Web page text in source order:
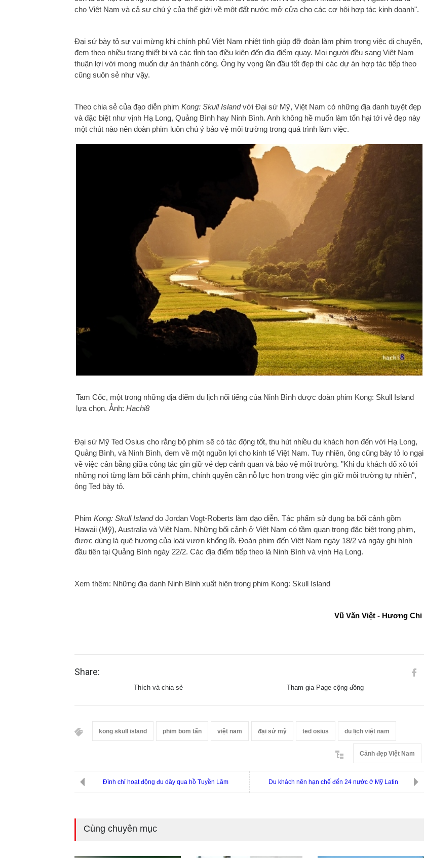
cho Việt Nam và cả sự chú ý của thế giới về một đất nước mở cửa cho các cơ hội hợp tác kinh doanh".
Đại sứ bày tỏ sự vui mừng khi chính phủ Việt Nam nhiệt tình giúp đỡ đoàn làm phim trong việc di chuyển,
đem theo nhiều trang thiết bị và các tỉnh tạo điều kiện đến địa điểm quay. Mọi người đều sang Việt Nam
thuận lợi với mong muốn dự án thành công. Ông hy vọng lần đầu tốt đẹp thì các dự án hợp tác tiếp theo
cũng suôn sẻ như vậy.
Theo chia sẻ của đạo diễn phim Kong: Skull Islandvới Đại sứ Mỹ, Việt Nam có những địa danh tuyệt đẹp
và đặc biệt như vịnh Hạ Long, Quảng Bình hay Ninh Bình. Anh không hề muốn làm tổn hại tới vẻ đẹp này
một chút nào nên đoàn phim luôn chú ý bảo vệ môi trường trong quá trình làm việc.
Tam Cốc, một trong những địa điểm du lịch nổi tiếng của Ninh Bình được đoàn phim Kong: Skull Island
lựa chọn. Ảnh: Hachi8
Đại sứ Mỹ Ted Osius cho rằng bộ phim sẽ có tác động tốt, thu hút nhiều du khách hơn đến với Hạ Long,
Quảng Bình, và Ninh Bình, đem về một nguồn lợi cho kinh tế Việt Nam. Tuy nhiên, ông cũng bày tỏ lo ngại
về việc cân bằng giữa công tác gìn giữ vẻ đẹp cảnh quan và bảo vệ môi trường. "Khi du khách đổ xô tới
những nơi từng làm bối cảnh phim, chính quyền cần nỗ lực hơn trong việc gìn giữ môi trường tự nhiên",
ông Ted bày tỏ.
Phim Kong: Skull Islanddo Jordan Vogt-Roberts làm đạo diễn. Tác phẩm sử dụng ba bối cảnh gồm
Hawaii (Mỹ), Australia và Việt Nam. Những bối cảnh ở Việt Nam có tầm quan trọng đặc biệt trong phim,
được dùng là quê hương của loài vượn khổng lồ. Đoàn phim đến Việt Nam ngày 18/2 và ngày ghi hình
đầu tiên tại Quảng Bình ngày 22/2. Các địa điểm tiếp theo là Ninh Bình và vịnh Hạ Long.
Xem thêm: Những địa danh Ninh Bình xuất hiện trong phim Kong: Skull Island
Vũ Văn Việt - Hương Chi
Share:
Thích và chia sẻ Tham gia Page cộng đồng
kong skull island phim bom tấn việt nam đại sứ mỹ ted osius du lịch việt nam
Cảnh đẹp Việt Nam
Đình chỉ hoạt động đu dây qua hồ Tuyền Lâm Du khách nên hạn chế đến 24 nước ở Mỹ Latin
Cùng chuyên mục